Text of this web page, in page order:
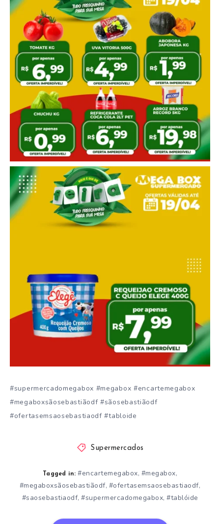
#supermercadomegabox #megabox #encartemegabox
#megaboxsãosebastiãodf #sãosebastiãodf
#ofertasemsaosebastiaodf #tabloide
Supermercados
Tagged in: #encartemegabox, #megabox,
#megaboxsãosebastiãodf, #ofertasemsaosebastiaodf,
#saosebastiaodf, #supermercadomegabox, #tablóide